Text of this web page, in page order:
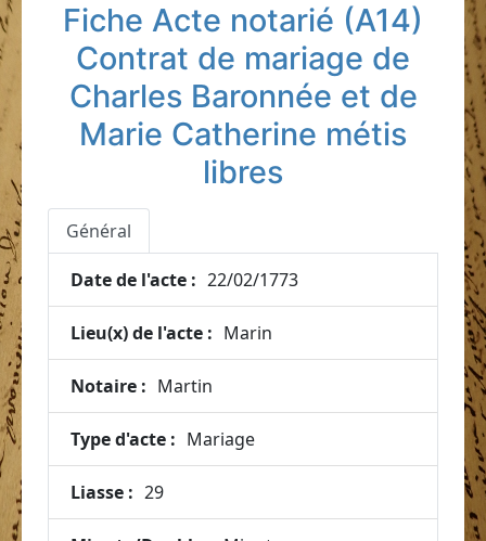
Fiche Acte notarié (A14)
Contrat de mariage de
Charles Baronnée et de
Marie Catherine métis
libres
Général
Date de l'acte : 22/02/1773
Lieu(x) de l'acte : Marin
Notaire : Martin
Type d'acte : Mariage
Liasse : 29